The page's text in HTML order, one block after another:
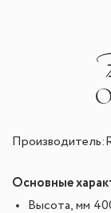
Основные
Высота, мм